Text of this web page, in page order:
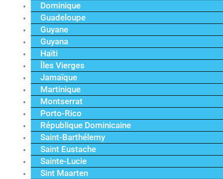
Dominique
Guadeloupe
Guyane
Guyana
Haïti
Îles Vierges
Jamaïque
Martinique
Montserrat
Porto-Rico
République Dominicaine
Saint-Barthélemy
Saint Eustache
Sainte-Lucie
Sint Maarten